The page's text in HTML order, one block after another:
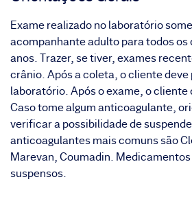
Exame realizado no laboratório
acompanhante adulto para todos os
anos. Trazer, se tiver, exames
crânio. Após a coleta, o cliente
laboratório. Após o exame, o
Caso tome algum anticoagulante,
verificar a possibilidade de
anticoagulantes mais comuns são
Marevan, Coumadin.
suspensos.